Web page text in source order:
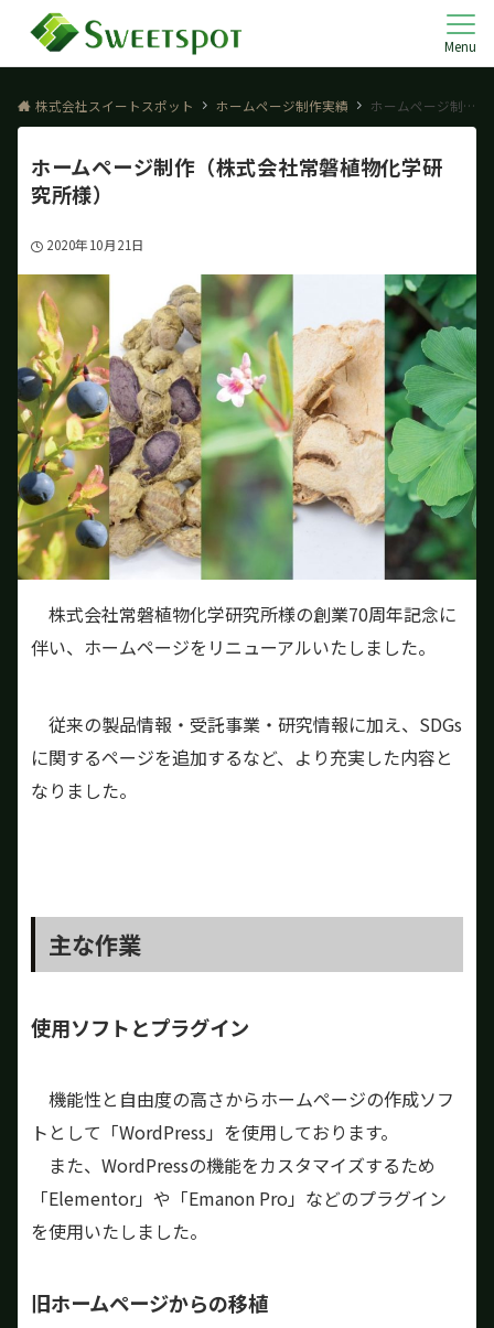
Menu
株式会社スイートスポット ホームページ制作実績 ホームページ制作（株式会社常磐植物化学研究所様）
ホームページ制作（株式会社常磐植物化学研
究所様）
2020年10月21日
株式会社常磐植物化学研究所様の創業70周年記念に
伴い、ホームページをリニューアルいたしました。
従来の製品情報・受託事業・研究情報に加え、SDGs
に関するページを追加するなど、より充実した内容と
なりました。
主な作業
使用ソフトとプラグイン
機能性と自由度の高さからホームページの作成ソフ
トとして「WordPress」を使用しております。
また、WordPressの機能をカスタマイズするため
「Elementor」や「Emanon Pro」などのプラグイン
を使用いたしました。
旧ホームページからの移植